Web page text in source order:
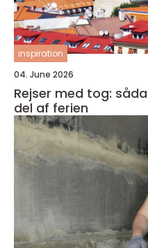
inspiration
04. June 2026
Rejser med tog:
del af ferien